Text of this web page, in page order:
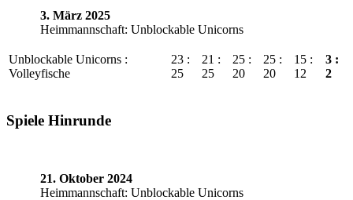
3. März 2025
Heimmannschaft: Unblockable Unicorns
Unblockable Unicorns :
Volleyfische
23 :
25
21 :
25
25 :
20
25 :
20
15 :
12
3 :
2
Spiele Hinrunde
21. Oktober 2024
Heimmannschaft: Unblockable Unicorns